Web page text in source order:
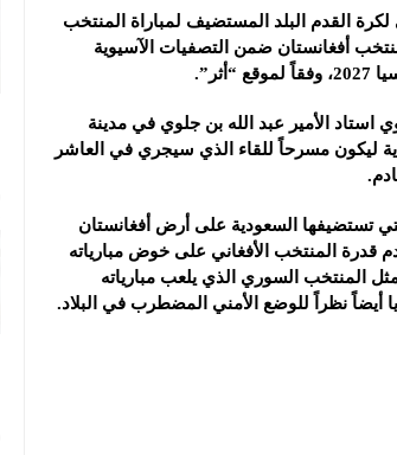
لكرة القدم البلد المستضيف لمباراة المنتخب
أفغانستان ضمن التصفيات الآسيوية
استاد الأمير عبد الله بن جلوي في مدينة
ليكون مسرحاً للقاء الذي سيجري في العاشر
تستضيفها السعودية على أرض أفغانستان
قدرة المنتخب الأفغاني على خوض مبارياته
المنتخب السوري الذي يلعب مبارياته
أيضاً نظراً للوضع الأمني المضطرب في البلاد.